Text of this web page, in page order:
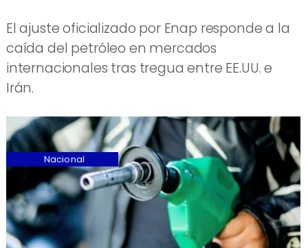
El ajuste oficializado por Enap responde a la
caída del petróleo en mercados
internacionales tras tregua entre EE.UU. e
Irán.
Nacional